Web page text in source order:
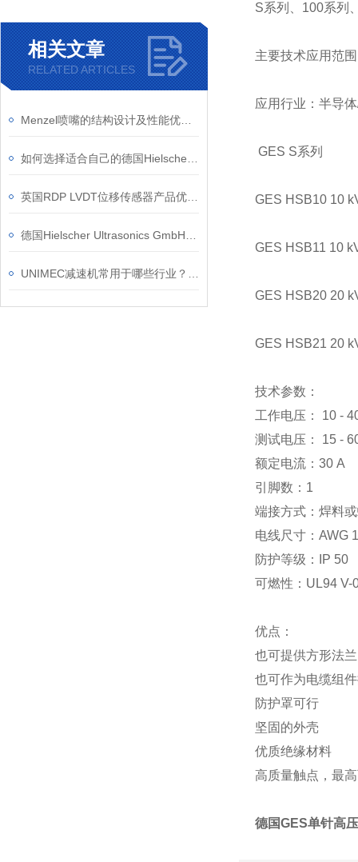
相关文章
RELATED ARTICLES
S系列、100系列
主要技术应用范
应用行业：半导
GES S系列
GES HSB10 10
GES HSB11 10
GES HSB20 20
GES HSB21 20
技术参数：
工作电压： 10 -
测试电压： 15 -
额定电流：30 A
引脚数：1
端接方式：焊料
电线尺寸：AWG
防护等级：IP 50
可燃性：UL94 V-
优点：
也可提供方形法兰
也可作为电缆组
防护罩可行
坚固的外壳
优质绝缘材料
高质量触点，最
德国GES单针高